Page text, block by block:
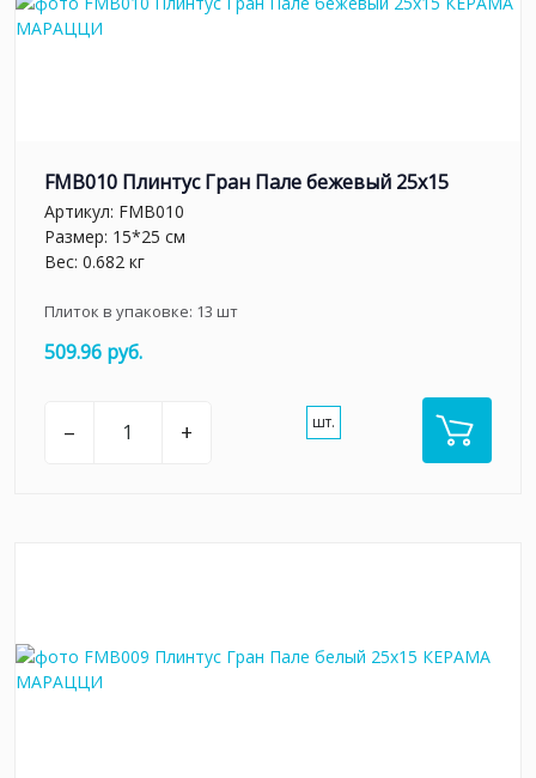
FMB010 Плинтус Гран Пале бежевый 25x15
Артикул: FMB010
Размер: 15*25 см
Вес: 0.682 кг
Плиток в упаковке: 13 шт
509.96 руб.
– + шт.